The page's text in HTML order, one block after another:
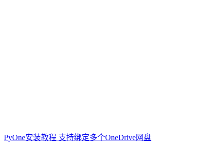
PyOne安装教程 支持绑定多个OneDrive网盘